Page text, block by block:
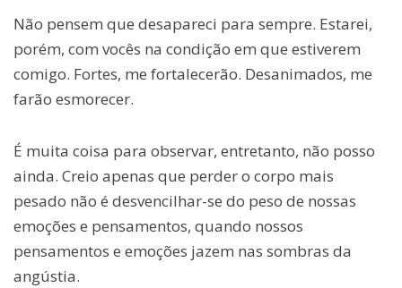
Não pensem que desapareci para sempre. Estarei,
porém, com vocês na condição em que estiverem
comigo. Fortes, me fortalecerão. Desanimados, me
farão esmorecer.
É muita coisa para observar, entretanto, não posso
ainda. Creio apenas que perder o corpo mais
pesado não é desvencilhar-se do peso de nossas
emoções e pensamentos, quando nossos
pensamentos e emoções jazem nas sombras da
angústia.